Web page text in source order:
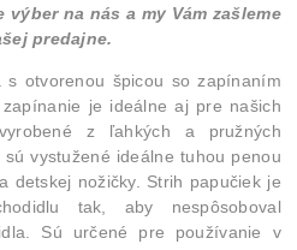
na nás a my Vám zašleme
predajne.
s otvorenou špicou so zapínaním
je ideálne aj pre našich
z ľahkých a pružných
vystužené ideálne tuhou penou
detskej nožičky. Strih papučiek je
tak, aby nespôsoboval
Sú určené pre používanie v